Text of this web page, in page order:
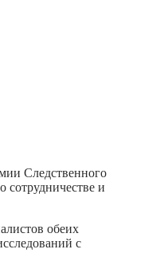
Следственного
и
обеих
с